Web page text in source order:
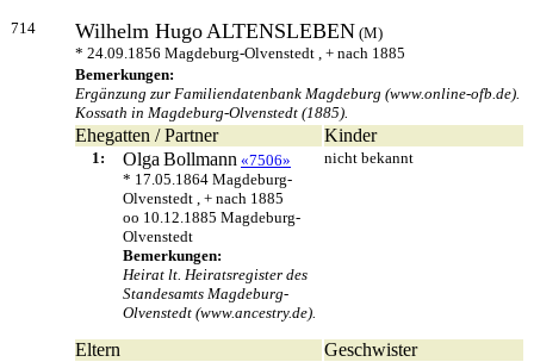
714 Wilhelm HugoALTENSLEBEN (M)
* 24.09.1856 Magdeburg-Olvenstedt , + nach 1885
Bemerkungen:
Ergänzung zur Familiendatenbank Magdeburg (www.online-ofb.de).
Kossath in Magdeburg-Olvenstedt (1885).
Ehegatten / Partner Kinder
1: Olga Bollmann «7506»
* 17.05.1864 Magdeburg-
Olvenstedt , + nach 1885
oo 10.12.1885 Magdeburg-
Olvenstedt
Bemerkungen:
Heirat lt. Heiratsregister des
Standesamts Magdeburg-
Olvenstedt (www.ancestry.de).
nicht bekannt
Eltern Geschwister